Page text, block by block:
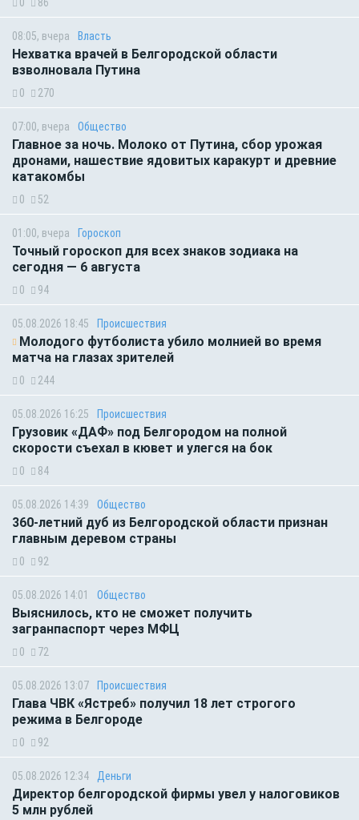
08:05, вчера Власть
Нехватка врачей в Белгородской области
взволновала Путина
0 270
07:00, вчера Общество
Главное за ночь. Молоко от Путина, сбор урожая
дронами, нашествие ядовитых каракурт и древние
катакомбы
0 52
01:00, вчера Гороскоп
Точный гороскоп для всех знаков зодиака на
сегодня — 6 августа
0 94
05.08.2026 18:45 Происшествия
Молодого футболиста убило молнией во время
матча на глазах зрителей
0 244
05.08.2026 16:25 Происшествия
Грузовик «ДАФ» под Белгородом на полной
скорости съехал в кювет и улегся на бок
0 84
05.08.2026 14:39 Общество
360-летний дуб из Белгородской области признан
главным деревом страны
0 92
05.08.2026 14:01 Общество
Выяснилось, кто не сможет получить
загранпаспорт через МФЦ
0 72
05.08.2026 13:07 Происшествия
Глава ЧВК «Ястреб» получил 18 лет строгого
режима в Белгороде
0 92
05.08.2026 12:34 Деньги
Директор белгородской фирмы увел у налоговиков
5 млн рублей